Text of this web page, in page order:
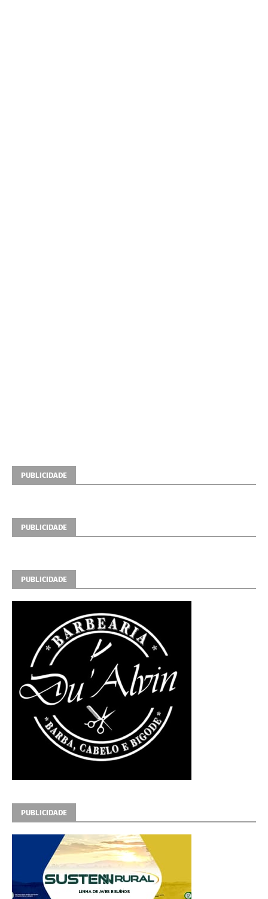
PUBLICIDADE
PUBLICIDADE
PUBLICIDADE
PUBLICIDADE